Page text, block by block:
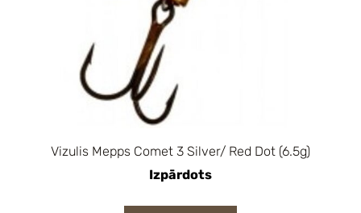
Vizulis Mepps Comet 3 Silver/ Red Dot (6.5g)
Izpārdots